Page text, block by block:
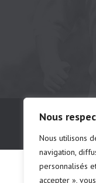
Nous
Nous utilisons
navigation,
personnalisés
accepter »,